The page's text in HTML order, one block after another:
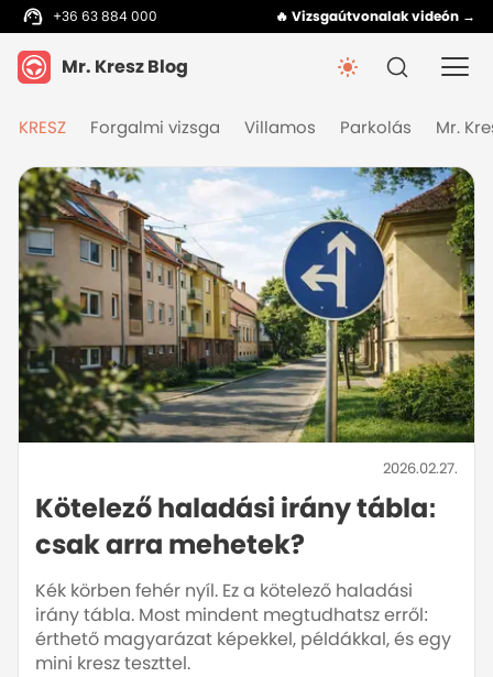
+36 63 884 000 🔥 Vizsgaútvonalak videón →
Mr. Kresz Blog
KRESZ Forgalmi vizsga Villamos Parkolás Mr.
2026.02.27.
Kötelező haladási irány tábla:
csak arra mehetek?
Kék körben fehér nyíl. Ez a kötelező haladási
irány tábla. Most mindent megtudhatsz erről:
érthető magyarázat képekkel, példákkal, és egy
mini kresz teszttel.